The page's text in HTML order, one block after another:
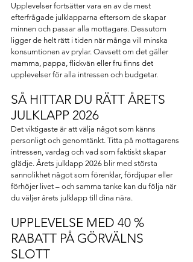
Upplevelser fortsätter vara en av de mest
efterfrågade julklapparna eftersom de skapar
minnen och passar alla mottagare. Dessutom
ligger de helt rätt i tiden när många vill minska
konsumtionen av prylar. Oavsett om det gäller
mamma, pappa, flickvän eller fru finns det
upplevelser för alla intressen och budgetar.
SÅ HITTAR DU RÄTT ÅRETS
JULKLAPP 2026
Det viktigaste är att välja något som känns
personligt och genomtänkt. Titta på mottagarens
intressen, vardag och vad som faktiskt skapar
glädje. Årets julklapp 2026 blir med största
sannolikhet något som förenklar, fördjupar eller
förhöjer livet – och samma tanke kan du följa när
du väljer årets julklapp till dina nära.
UPPLEVELSE MED 40 %
RABATT PÅ GÖRVÄLNS
SLOTT